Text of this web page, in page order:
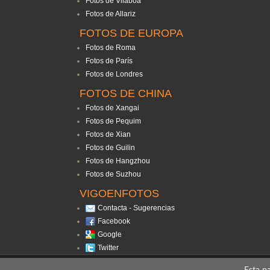
Fotos de Allariz
FOTOS DE EUROPA
Fotos de Roma
Fotos de París
Fotos de Londres
FOTOS DE CHINA
Fotos de Xangai
Fotos de Pequim
Fotos de Xian
Fotos de Guilin
Fotos de Hangzhou
Fotos de Suzhou
VIGOENFOTOS
Contacta - Sugerencias
Facebook
Google
Twitter
Todos os direitos reservados.